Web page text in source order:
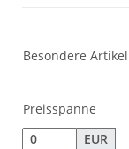
Besondere Artikel
Preisspanne
EUR